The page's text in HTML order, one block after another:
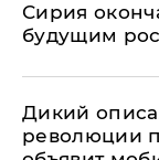
Сирия
будущим
Дикий
революции